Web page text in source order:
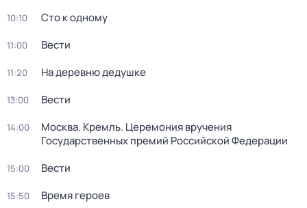
10:10 Сто к одному
11:00 Вести
11:20 На деревню дедушке
13:00 Вести
14:00
Москва. Кремль. Церемония вручения
Государственных премий Российской Федерации
15:00 Вести
15:50 Время героев